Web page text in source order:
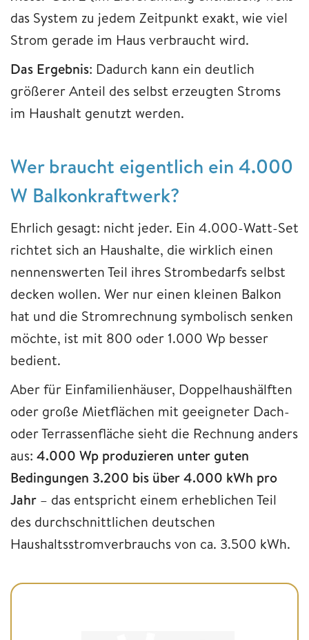
das System zu jedem Zeitpunkt exakt, wie viel
Strom gerade im Haus verbraucht wird.
Das Ergebnis: Dadurch kann ein deutlich
größerer Anteil des selbst erzeugten Stroms
im Haushalt genutzt werden.
Wer braucht eigentlich ein 4.000
W Balkonkraftwerk?
Ehrlich gesagt: nicht jeder. Ein 4.000-Watt-Set
richtet sich an Haushalte, die wirklich einen
nennenswerten Teil ihres Strombedarfs selbst
decken wollen. Wer nur einen kleinen Balkon
hat und die Stromrechnung symbolisch senken
möchte, ist mit 800 oder 1.000 Wp besser
bedient.
Aber für Einfamilienhäuser, Doppelhaushälften
oder große Mietflächen mit geeigneter Dach-
oder Terrassenfläche sieht die Rechnung anders
aus: 4.000 Wp produzieren unter guten
Bedingungen 3.200 bis über 4.000 kWh pro
Jahr – das entspricht einem erheblichen Teil
des durchschnittlichen deutschen
Haushaltsstromverbrauchs von ca. 3.500 kWh.